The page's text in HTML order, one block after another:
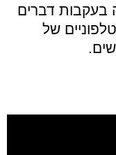
בעקבות דברים
של